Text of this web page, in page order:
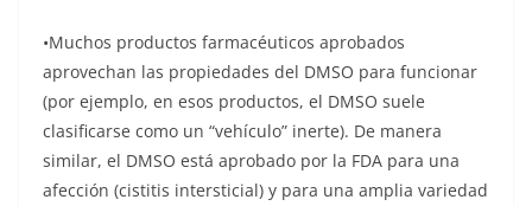
•Muchos productos farmacéuticos aprobados
aprovechan las propiedades del DMSO para funcionar
(por ejemplo, en esos productos, el DMSO suele
clasificarse como un “vehículo” inerte). De manera
similar, el DMSO está aprobado por la FDA para una
afección (cistitis intersticial) y para una amplia variedad